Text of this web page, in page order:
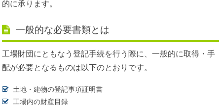
的に承ります。
一般的な必要書類とは
工場財団にともなう登記手続を行う際に、一般的に取得・手
配が必要となるものは以下のとおりです。
土地・建物の登記事項証明書
工場内の財産目録